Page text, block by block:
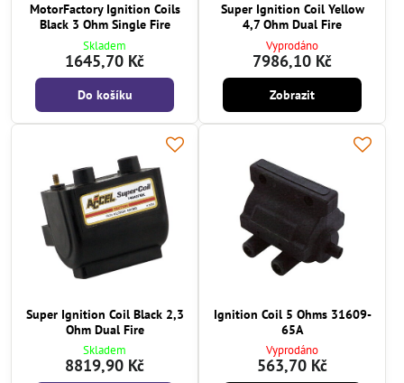
MotorFactory Ignition Coils
Black 3 Ohm Single Fire
Skladem
1645,70 Kč
Do košíku
Super Ignition Coil Yellow
4,7 Ohm Dual Fire
Vyprodáno
7986,10 Kč
Zobrazit
Super Ignition Coil Black 2,3
Ohm Dual Fire
Skladem
8819,90 Kč
Ignition Coil 5 Ohms 31609-
65A
Vyprodáno
563,70 Kč